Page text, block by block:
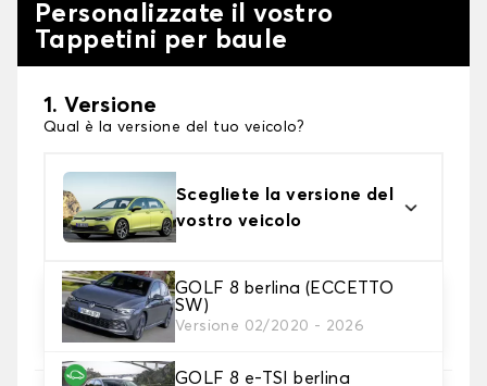
Personalizzate il vostro
Tappetini per baule
1. Versione
Qual è la versione del tuo veicolo?
Scegliete la versione del
vostro veicolo
GOLF 8 berlina (ECCETTO
SW)
Versione 02/2020 - 2026
GOLF 8 e-TSI berlina
2. Materiale
scegli il materiale del tappetini per baule